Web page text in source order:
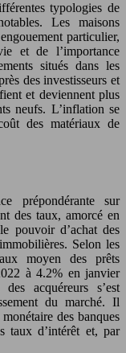
typologies de
Les maisons
particulier,
et de l’importance
situés dans les
des investisseurs et
et deviennent plus
neufs. L’inflation se
des matériaux de
prépondérante sur
des taux, amorcé en
pouvoir d’achat des
Selon les
moyen des prêts
à 4.2% en janvier
acquéreurs s’est
du marché. Il
des banques
taux d’intérêt et, par